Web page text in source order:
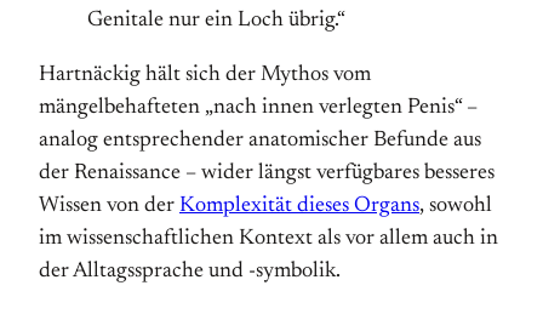
Genitale nur ein Loch übrig.“
Hartnäckig hält sich der Mythos vom
mängelbehafteten „nach innen verlegten Penis“ –
analog entsprechender anatomischer Befunde aus
der Renaissance – wider längst verfügbares besseres
Wissen von der Komplexität dieses Organs, sowohl
im wissenschaftlichen Kontext als vor allem auch in
der Alltagssprache und -symbolik.